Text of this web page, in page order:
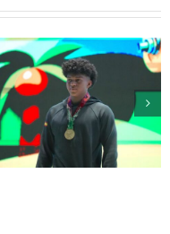
Inés Conde y
Mendizábal
completan su
participación
el Mundial
17 a la espera
grupo A